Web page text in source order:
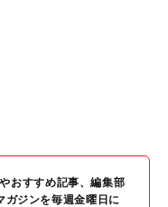
おすすめ記事、編集部
ガジンを毎週金曜日に